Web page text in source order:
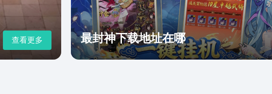
查看更多 最封神下载地址在哪